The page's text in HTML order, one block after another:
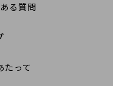
る質問
たって